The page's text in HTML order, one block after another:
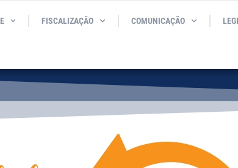
FISCALIZAÇÃO COMUNICAÇÃO